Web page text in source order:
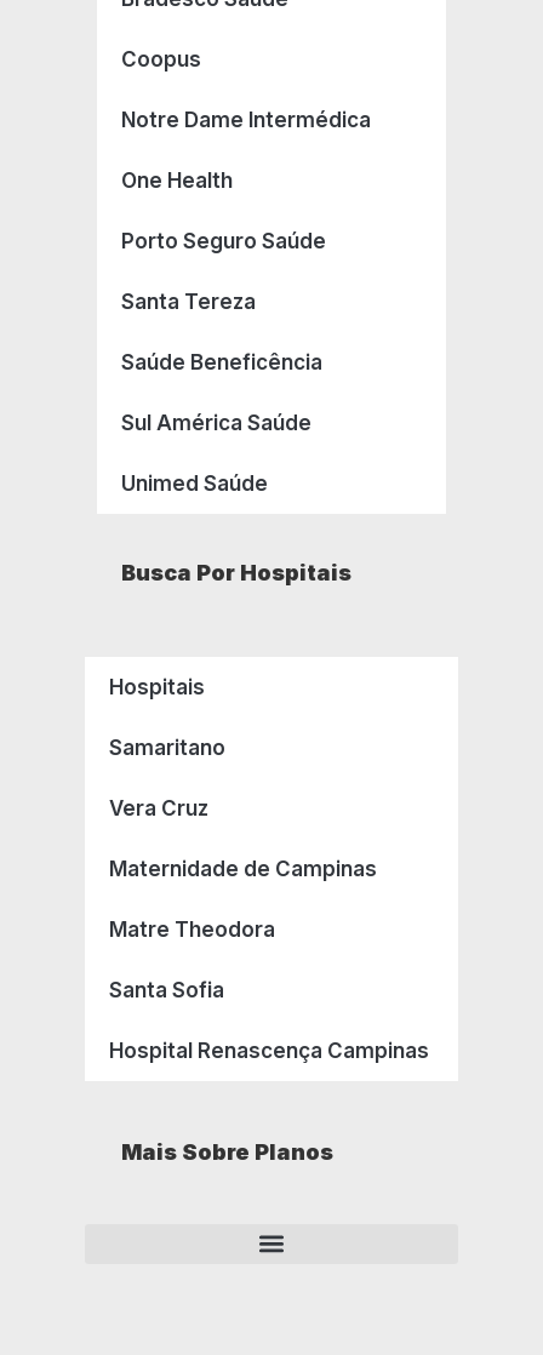
Coopus
Notre Dame Intermédica
One Health
Porto Seguro Saúde
Santa Tereza
Saúde Beneficência
Sul América Saúde
Unimed Saúde
Busca Por Hospitais
Hospitais
Samaritano
Vera Cruz
Maternidade de Campinas
Matre Theodora
Santa Sofia
Hospital Renascença Campinas
Mais Sobre Planos